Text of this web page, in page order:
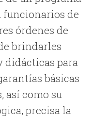
de
órdenes de
brindarles
didácticas para
básicas
así como su
precisa la